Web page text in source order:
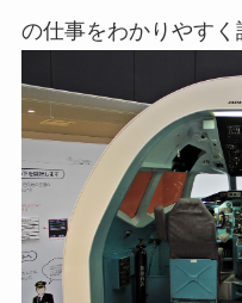
の仕事をわかりやすく